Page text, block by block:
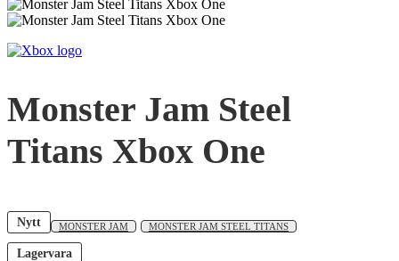
Monster Jam Steel
Titans Xbox One
Nytt
Lagervara
MONSTER JAM MONSTER JAM STEEL TITANS